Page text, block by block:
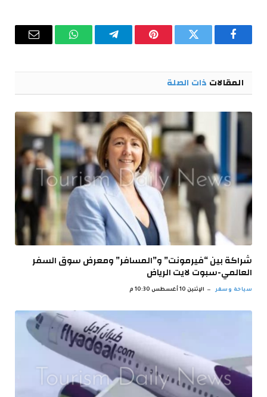
فيسبوك تويتر بينتيريستتيلقرام واتساب البريد
المقالات ذات الصلة
شراكة بين “فيرمونت” و”المسافر” ومعرض سوق السفر
العالمي-سبوت لايت الرياض
سياحة وسفر الإثنين 10 أغسطس 10:30 م